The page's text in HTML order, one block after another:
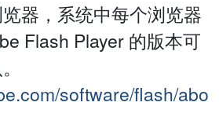
器，系统中每个浏览器
Flash Player 的版本可
software/flash/abo